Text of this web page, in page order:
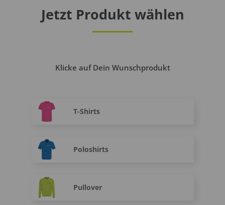
Jetzt Produkt wählen
Klicke auf Dein Wunschprodukt
T-Shirts
Poloshirts
Pullover